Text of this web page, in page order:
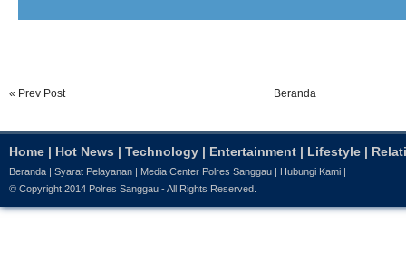
« Prev Post Beranda
Home | Hot News | Technology | Entertainment | Lifestyle |
Beranda Syarat Pelayanan Media Center Polres Sanggau Hubungi Kami
© Copyright 2014 Polres Sanggau - All Rights Reserved.